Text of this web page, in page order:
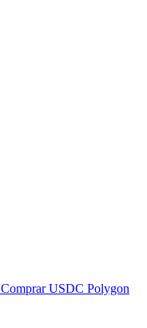
Comprar USDC Polygon